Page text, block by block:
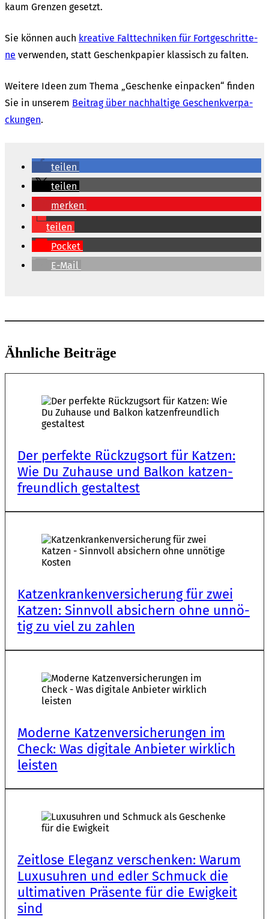
kaum Gren­zen gesetzt.
Sie können auch krea­ti­ve Falt­tech­ni­ken für Fort­ge­schrit­te­
ne verwen­den, statt Geschenk­pa­pier klas­sisch zu falten.
Weite­re Ideen zum Thema „Geschen­ke einpa­cken“ finden
Sie in unse­rem Beitrag über nach­hal­ti­ge Geschenk­ver­pa­
ckun­gen.
teilen
teilen
merken
teilen
Pocket
E-Mail
Ähnliche Beiträge
Der perfek­te Rück­zugs­ort für Katzen:
Wie Du Zuhau­se und Balkon katzen­
freund­lich gestal­test
Katzen­kran­ken­ver­si­che­rung für zwei
Katzen: Sinn­voll absi­chern ohne unnö­
tig zu viel zu zahlen
Moder­ne Katzen­ver­si­che­run­gen im
Check: Was digi­ta­le Anbie­ter wirk­lich
leis­ten
Zeit­lo­se Eleganz verschen­ken: Warum
Luxus­uh­ren und edler Schmuck die
ulti­ma­ti­ven Präsen­te für die Ewig­keit
sind